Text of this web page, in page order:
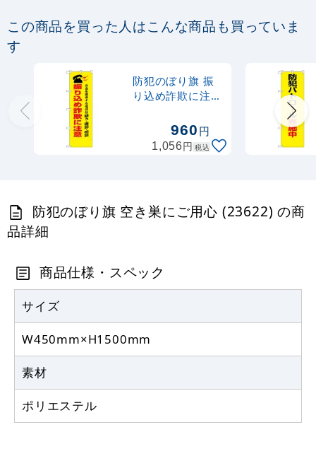
定番のぼり竿 オリジナルのぼりポール
1.6～3m 伸縮式 黒 (30537BLK)
403円 税込 カゴへ
注水型マルチのぼりスタンド 20L
カゴへ
この商品を買った人はこんな商品も買っていま
す
防犯のぼり旗 振
り込め詐欺に注意
話は・・ (23618)
960円
1,056円 税込
防犯のぼり旗 空き巣にご用心 (23622) の商
品詳細
商品仕様・スペック
サイズ
W450mm×H1500mm
素材
ポリエステル